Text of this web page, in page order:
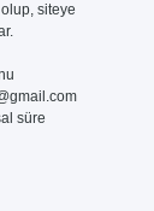
siteye
süre